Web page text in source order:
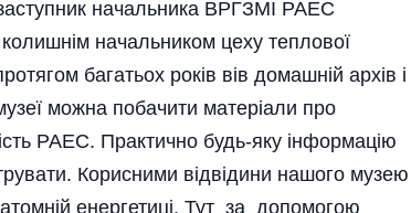
начальника ВРГЗМІ РАЕС
начальником цеху теплової
багатьох років вів домашній архів і
можна побачити матеріали про
РАЕС. Практично будь-яку інформацію
Корисними відвідини нашого музею
енергетиці. Тут за допомогою